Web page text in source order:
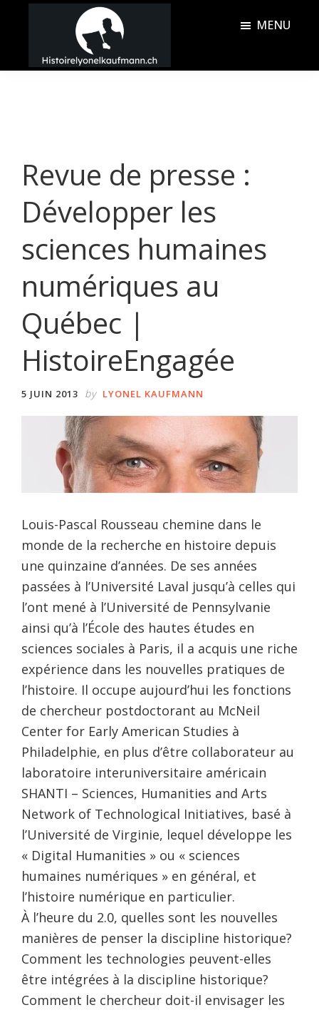
principal
barreHistoire
MENU
Revue de presse :
Développer les
sciences humaines
numériques au
Québec |
HistoireEngagée
5 JUIN 2013 by LYONEL KAUFMANN
Louis-Pascal Rousseau chemine dans le
monde de la recherche en histoire depuis
une quinzaine d’années. De ses années
passées à l’Université Laval jusqu’à celles qui
l’ont mené à l’Université de Pennsylvanie
ainsi qu’à l’École des hautes études en
sciences sociales à Paris, il a acquis une riche
expérience dans les nouvelles pratiques de
l’histoire. Il occupe aujourd’hui les fonctions
de chercheur postdoctorant au McNeil
Center for Early American Studies à
Philadelphie, en plus d’être collaborateur au
laboratoire interuniversitaire américain
SHANTI – Sciences, Humanities and Arts
Network of Technological Initiatives, basé à
l’Université de Virginie, lequel développe les
« Digital Humanities » ou « sciences
humaines numériques » en général, et
l’histoire numérique en particulier.
À l’heure du 2.0, quelles sont les nouvelles
manières de penser la discipline historique?
Comment les technologies peuvent-elles
être intégrées à la discipline historique?
Comment le chercheur doit-il envisager les